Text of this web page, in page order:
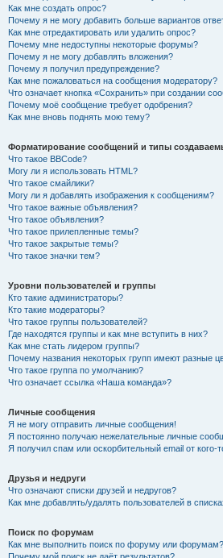
Как мне создать опрос?
Почему я не могу добавить больше вариантов
Как мне отредактировать или удалить опрос?
Почему мне недоступны некоторые форумы?
Почему я не могу добавлять вложения?
Почему я получил предупреждение?
Как мне пожаловаться на сообщения модератору?
Что означает кнопка «Сохранить» при создании
Почему моё сообщение требует одобрения?
Как мне вновь поднять мою тему?
Форматирование сообщений и типы
Что такое BBCode?
Могу ли я использовать HTML?
Что такое смайлики?
Могу ли я добавлять изображения к сообщениям?
Что такое важные объявления?
Что такое объявления?
Что такое прилепленные темы?
Что такое закрытые темы?
Что такое значки тем?
Уровни пользователей и группы
Кто такие администраторы?
Кто такие модераторы?
Что такое группы пользователей?
Где находятся группы и как мне вступить в них?
Как мне стать лидером группы?
Почему названия некоторых групп имеют разные
Что такое группа по умолчанию?
Что означает ссылка «Наша команда»?
Личные сообщения
Я не могу отправить личные сообщения!
Я постоянно получаю нежелательные личные
Я получил спам или оскорбительный email от кого-
Друзья и недруги
Что означают списки друзей и недругов?
Как мне добавлять/удалять пользователей в
Поиск по форумам
Как мне выполнить поиск по форуму или форумам?